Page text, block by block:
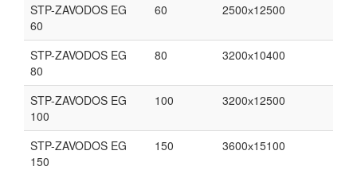
STP-ZAVODOS EG
60
60 2500х12500
STP-ZAVODOS EG
80
80 3200х10400
STP-ZAVODOS EG
100
100 3200х12500
STP-ZAVODOS EG
150
150 3600х15100